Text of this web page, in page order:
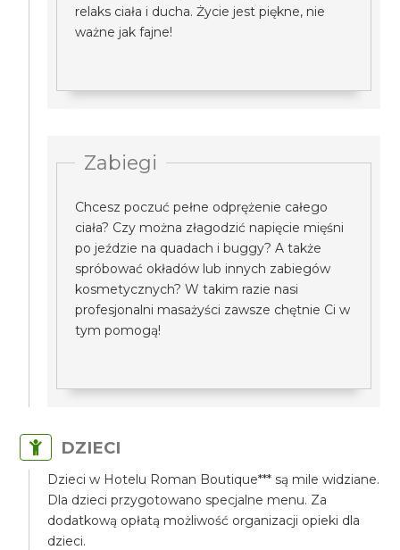
relaks ciała i ducha. Życie jest piękne, nie
ważne jak fajne!
Zabiegi
Chcesz poczuć pełne odprężenie całego
ciała? Czy można złagodzić napięcie mięśni
po jeździe na quadach i buggy? A także
spróbować okładów lub innych zabiegów
kosmetycznych? W takim razie nasi
profesjonalni masażyści zawsze chętnie Ci w
tym pomogą!
DZIECI
Dzieci w Hotelu Roman Boutique*** są mile widziane.
Dla dzieci przygotowano specjalne menu. Za
dodatkową opłatą możliwość organizacji opieki dla
dzieci.